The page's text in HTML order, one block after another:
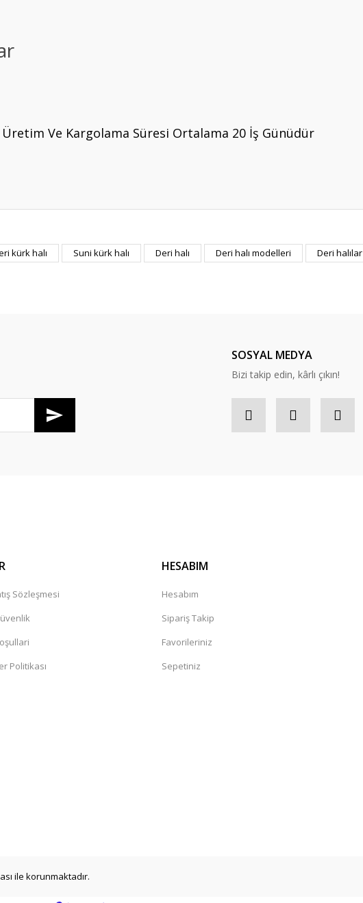
Üretim Ve Kargolama Süresi Ortalama 20 İş Günüdür
Bu ürüne ilk yorumu siz yapın!
kürk halı Suni kürk halı Deri halı Deri halı modelleri Deri halılar
SOSYAL MEDYA
Bizi takip edin, kârlı çıkın!
Sözleşmesi
Politikası
HESABIM
Hesabım
Sipariş Takip
Favorileriniz
Sepetiniz
ile korunmaktadır.